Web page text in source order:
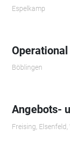
Espelkamp
Böblingen
Angebots-
Freising,